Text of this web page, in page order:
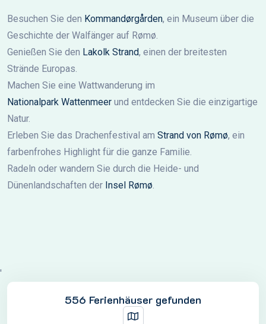
Besuchen Sie den Kommandørgården, ein Museum über die
Geschichte der Walfänger auf Rømø.
Genießen Sie den Lakolk Strand, einen der breitesten
Strände Europas.
Machen Sie eine Wattwanderung im
Nationalpark Wattenmeer und entdecken Sie die einzigartige
Natur.
Erleben Sie das Drachenfestival am Strand von Rømø, ein
farbenfrohes Highlight für die ganze Familie.
Radeln oder wandern Sie durch die Heide- und
Dünenlandschaften der Insel Rømø.
'
556 Ferienhäuser gefunden